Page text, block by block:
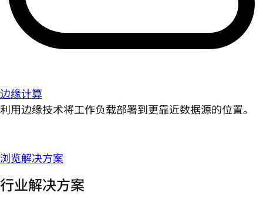
边缘计算
利用边缘技术将工作负载部署到更靠近数据源的位置。
浏览解决方案
行业解决方案